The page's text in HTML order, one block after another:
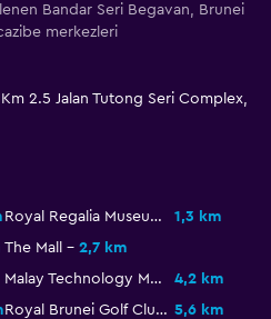
Bandar Seri Begavan, Brunei
merkezleri
2.5 Jalan Tutong Seri Complex,
Royal Regalia Museum
1,3 km
The Mall
2,7 km
Malay Technology Museum
4,2 km
Royal Brunei Golf Club 5,6 km